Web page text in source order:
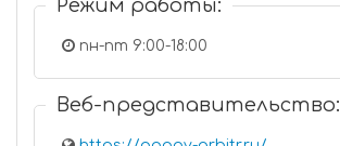
Режим работы:
пн-пт 9:00-18:00
Веб-представительство: